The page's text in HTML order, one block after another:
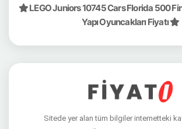
LEGO Juniors 10745 Cars Florida 500
Yapı Oyuncakları Fiyatı
Sitede yer alan tüm bilgiler internetteki